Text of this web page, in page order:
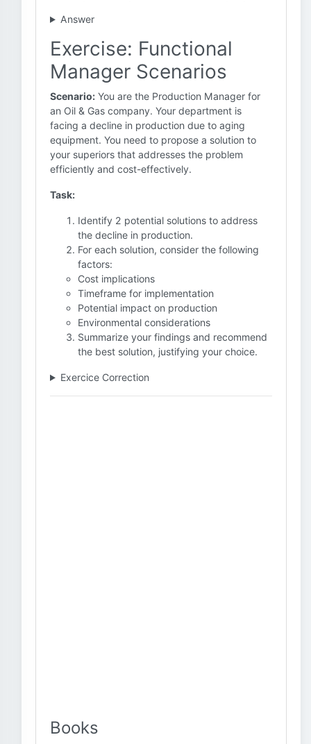
Answer
Exercise: Functional
Manager Scenarios
Scenario: You are the Production Manager for
an Oil & Gas company. Your department is
facing a decline in production due to aging
equipment. You need to propose a solution to
your superiors that addresses the problem
efficiently and cost-effectively.
Task:
Identify 2 potential solutions to address
the decline in production.
For each solution, consider the following
factors:
Cost implications
Timeframe for implementation
Potential impact on production
Environmental considerations
Summarize your findings and recommend
the best solution, justifying your choice.
Exercice Correction
Books